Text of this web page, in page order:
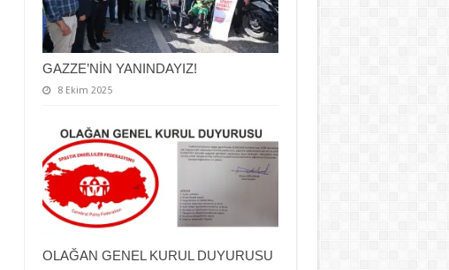
GAZZE’NİN YANINDAYIZ!
8 Ekim 2025
OLAĞAN GENEL KURUL DUYURUSU